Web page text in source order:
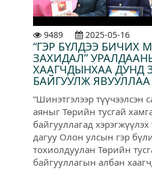
9489 2025-05-16
“ГЭР БҮЛДЭЭ БИЧИХ
ЗАХИДАЛ”
ХААГЧДЫНХАА ДУНД
БАЙГУУЛЖ ЯВУУЛЛАА
“Шинэтгэлээр түүчээлсэн
аяныг Төрийн тусгай
байгууллагад
дагуу Олон улсын гэр
тохиолдуулан Төрийн
байгууллагын албан